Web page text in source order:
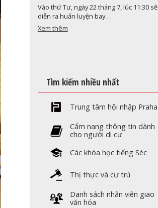
Vào thứ Tư, ngày 22 tháng 7, lúc 11:30 sẽ
diễn ra huấn luyện bay…
Xem thêm
Tìm kiếm nhiều nhất
Trung tâm hội nhập Praha
Cẩm nang thông tin dành
cho người di cư
Các khóa học tiếng Séc
Thị thực và cư trú
Danh sách nhân viên giao
văn hóa